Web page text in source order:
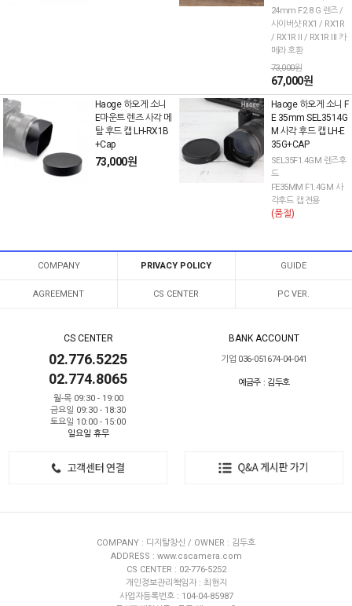
24mm F2.8 G 렌즈 /
사이버샷 RX1 / RX1R
/ RX1R II / RX1R III 카
메라 호환
73,000원
67,000원
Haoge 하오게 소니
E마운트 렌즈 사각 메
탈 후드 캡 LH-RX1B
+Cap
73,000원
Haoge 하오게 소니 F
E 35mm SEL3514G
M 사각 후드 캡 LH-E
35G+CAP
SEL35F1.4GM 렌즈후
드
FE35MM F1.4GM 사
각후드 캡 전용
(품절)
COMPANY PRIVACY POLICY GUIDE
AGREEMENT CS CENTER PC VER.
CS CENTER
02.776.5225
02.774.8065
월-목 09:30 - 19:00
금요일 09:30 - 18:30
토요일 10:00 - 15:00
일요일 휴무
BANK ACCOUNT
기업 036-051674-04-041
예금주 : 김두호
COMPANY : 디지탈창신 / OWNER : 김두호
ADDRESS : www.cscamera.com
CS CENTER : 02-776-5252
개인정보관리책임자 : 최현지
사업자등록번호 : 104-04-85987